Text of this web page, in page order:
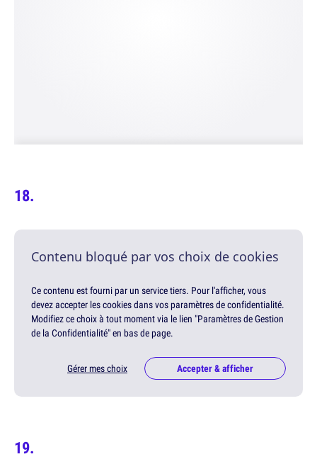
Contenu bloqué par vos choix de cookies
Ce contenu est fourni par un service tiers. Pour l'afficher, vous
devez accepter les cookies dans vos paramètres de confidentialité.
Modifiez ce choix à tout moment via le lien "Paramètres de Gestion
de la Confidentialité" en bas de page.
Gérer mes choix Accepter & afficher